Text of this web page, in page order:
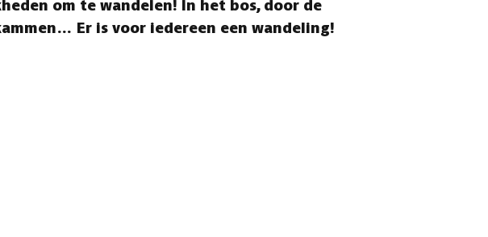
om te wandelen! In het bos, door de
Er is voor iedereen een wandeling!